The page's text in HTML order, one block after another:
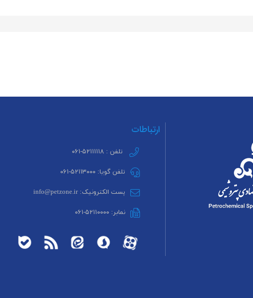
ارتباطات
تلفن : ۵۲۱۱۱۱۱۸-۰۶۱
تلفن گویا: ۵۲۱۱۳۰۰۰-۰۶۱
پست الکترونیک: info@petzone.ir
نمابر: ۵۲۱۱۰۰۰۰-۰۶۱